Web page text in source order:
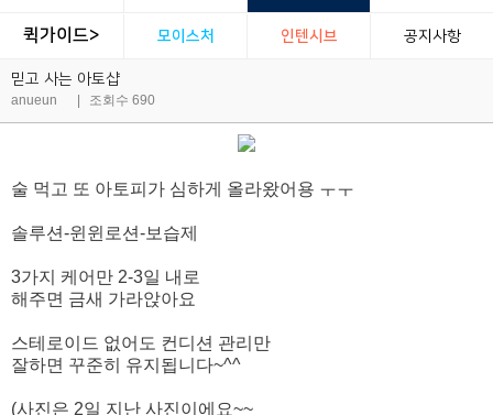
퀵가이드> 모이스처 인텐시브 공지사항
믿고 사는 아토샵
anueun | 조회수 690
술 먹고 또 아토피가 심하게 올라왔어용 ㅜㅜ
솔루션-윈윈로션-보습제
3가지 케어만 2-3일 내로
해주면 금새 가라앉아요
스테로이드 없어도 컨디션 관리만
잘하면 꾸준히 유지됩니다~^^
(사진은 2일 지난 사진이에요~~